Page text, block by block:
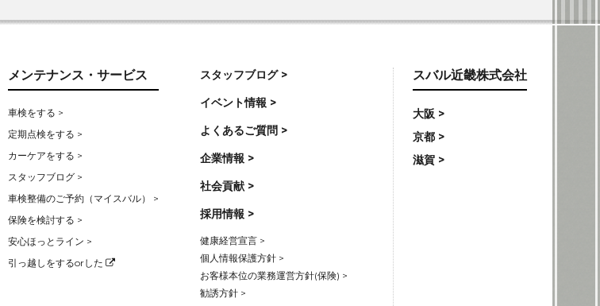
メンテナンス・サービス
車検をする >
定期点検をする >
カーケアをする >
スタッフブログ >
車検整備のご予約（マイスバル） >
保険を検討する >
安心ほっとライン >
引っ越しをするorした
スタッフブログ >
イベント情報 >
よくあるご質問 >
企業情報 >
社会貢献 >
採用情報 >
健康経営宣言 >
個人情報保護方針 >
お客様本位の業務運営方針(保険) >
勧誘方針 >
スバル近畿株式会社
大阪 >
京都 >
滋賀 >